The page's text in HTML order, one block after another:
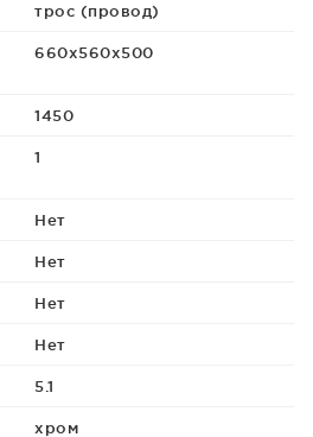
трос (провод)
660х560х500
1450
1
Нет
Нет
Нет
Нет
5.1
хром